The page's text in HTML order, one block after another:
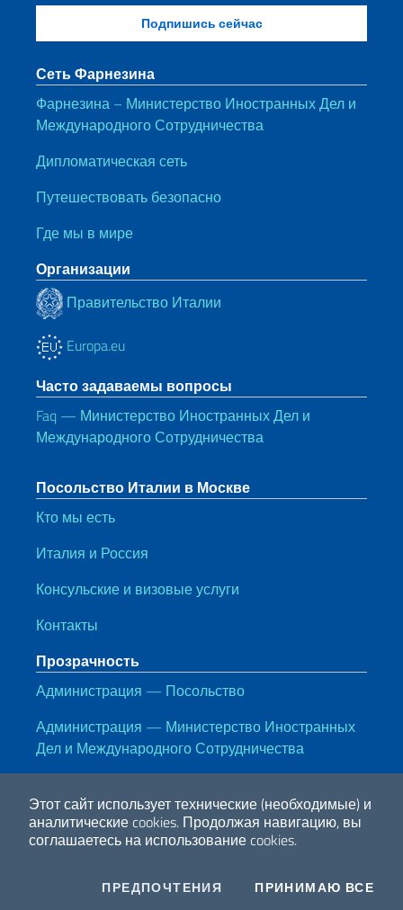
Этот сайт использует технические (необходимые) и
аналитические cookies. Продолжая навигацию, вы
соглашаетесь на использование cookies.
ПРЕДПОЧТЕНИЯ COOKIESПРИНИМАЮ ВСЕI
Сеть Фарнезина
Фарнезина – Министерство Иностранных Дел и
Международного Сотрудничества
Дипломатическая сеть
Путешествовать безопасно
Где мы в мире
Организации
Правительство Италии
Europa.eu
Часто задаваемы вопросы
Faq — Министерство Иностранных Дел и
Международного Сотрудничества
Посольство Италии в Москве
Кто мы есть
Италия и Россия
Консульские и визовые услуги
Контакты
Прозрачность
Администрация — Посольство
Администрация — Министерство Иностранных
Дел и Международного Сотрудничества
Полезные ссылки
Note legaliPrivacy e cookie policyDichiarazione di accessiblità
2026 Авторские права принадлежат МИД Италии